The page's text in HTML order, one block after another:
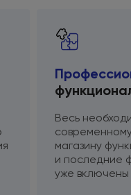
Весь
магазину
и последние
уже включены